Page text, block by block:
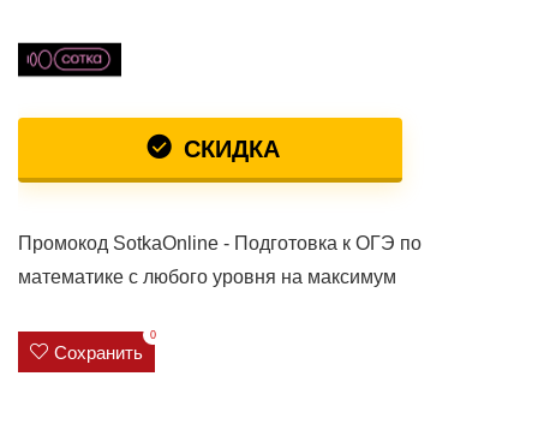
СКИДКА
Промокод SotkaOnline - Подготовка к ОГЭ по
математике с любого уровня на максимум
Сохранить
0